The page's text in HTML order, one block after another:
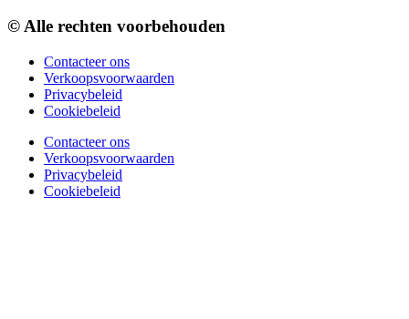
© Alle rechten voorbehouden
Contacteer ons
Verkoopsvoorwaarden
Privacybeleid
Cookiebeleid
Contacteer ons
Verkoopsvoorwaarden
Privacybeleid
Cookiebeleid